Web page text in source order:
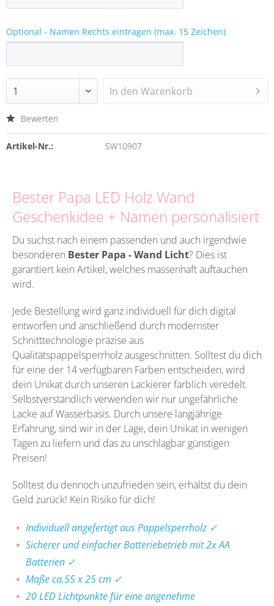
Optional - Namen Rechts eintragen (max. 15 Zeichen)
In den Warenkorb
Bewerten
Artikel-Nr.: SW10907
Bester Papa LED Holz Wand
Geschenkidee + Namen personalisiert
Du suchst nach einem passenden und auch irgendwie
besonderen Bester Papa - Wand Licht? Dies ist
garantiert kein Artikel, welches massenhaft auftauchen
wird.
Jede Bestellung wird ganz individuell für dich digital
entworfen und anschließend durch modernster
Schnitttechnologie präzise aus
Qualitätspappelsperrholzausgeschnitten. Solltest du dich
für eine der 14 verfügbaren Farben entscheiden, wird
dein Unikat durch unseren Lackierer farblich veredelt.
Selbstverständlich verwenden wir nur ungefährliche
Lacke auf Wasserbasis. Durch unsere langjährige
Erfahrung, sind wir in der Lage, dein Unikat in wenigen
Tagen zu liefern und das zu unschlagbar günstigen
Preisen!
Solltest du dennoch unzufrieden sein, erhältst du dein
Geld zurück! Kein Risiko für dich!
Individuell angefertigt aus Pappelsperrholz ✓
Sicherer und einfacher Batteriebetrieb mit 2x AA
Batterien ✓
Maße ca.55 x 25 cm ✓
20 LED Lichtpunkte für eine angenehme